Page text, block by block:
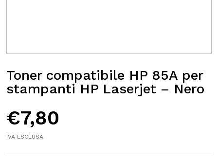
Toner compatibile HP 85A per
stampanti HP Laserjet – Nero
€7,80
IVA ESCLUSA